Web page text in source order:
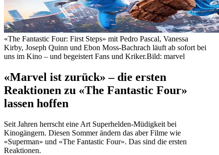
«The Fantastic Four: First Steps» mit Pedro Pascal, Vanessa
Kirby, Joseph Quinn und Ebon Moss-Bachrach läuft ab sofort bei
uns im Kino – und begeistert Fans und Kriker.Bild: marvel
«Marvel ist zurück» – die ersten
Reaktionen zu «The Fantastic Four»
lassen hoffen
Seit Jahren herrscht eine Art Superhelden-Müdigkeit bei
Kinogängern. Diesen Sommer ändern das aber Filme wie
«Superman» und «The Fantastic Four». Das sind die ersten
Reaktionen.